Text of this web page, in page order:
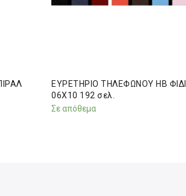
ΕΥΡΕΤΗΡΙΟ ΤΗΛΕΦΩΝΟΥ ΗΒ ΦΙΔΙ
06Χ10 192 σελ.
Σε απόθεμα